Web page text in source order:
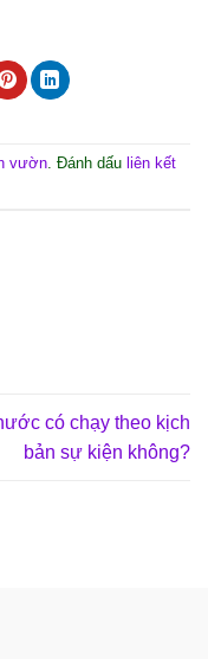
vườn. Đánh dấu liên kết
có chạy theo kịch
bản sự kiện không?